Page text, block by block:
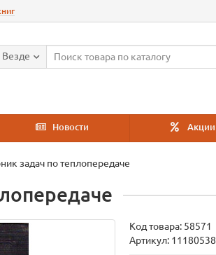
Везде
Новости Акции
задач по теплопередаче
Код товара: 58571
Артикул: 11180538